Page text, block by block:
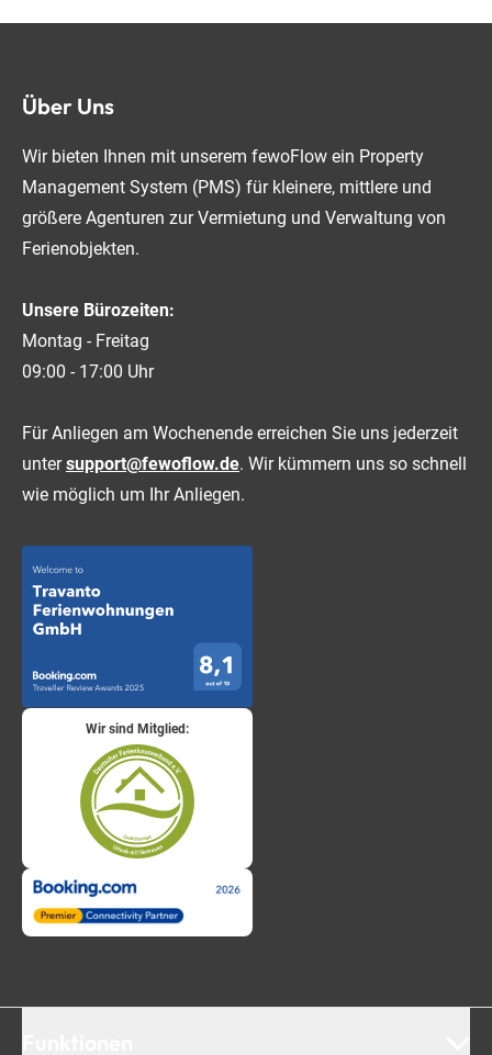
Über Uns
Wir bieten Ihnen mit unserem fewoFlow ein Property
Management System (PMS) für kleinere, mittlere und
größere Agenturen zur Vermietung und Verwaltung von
Ferienobjekten.
Unsere Bürozeiten:
Montag - Freitag
09:00 - 17:00 Uhr
Für Anliegen am Wochenende erreichen Sie uns jederzeit
untersupport@fewoflow.de. Wir kümmern uns so schnell
wie möglich um Ihr Anliegen.
Wir sind Mitglied: